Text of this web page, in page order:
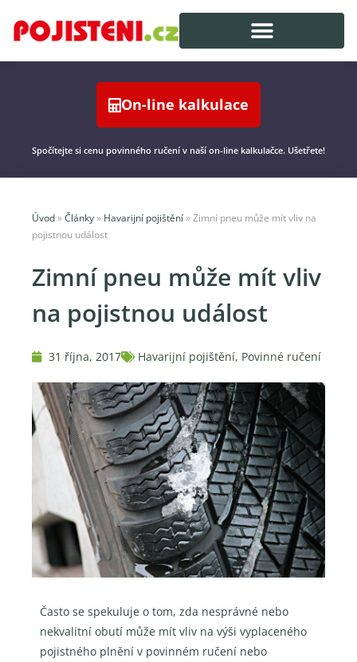
On-line kalkulace
Spočítejte si cenu povinného ručení v naší on-line kalkulačce. Ušetřete!
Úvod » Články » Havarijní pojištění » Zimní pneu může mít vliv na
pojistnou událost
Zimní pneu může mít vliv
na pojistnou událost
31 října, 2017 Havarijní pojištění, Povinné ručení
Často se spekuluje o tom, zda nesprávné nebo
nekvalitní obutí může mít vliv na výši vyplaceného
pojistného plnění v povinném ručení nebo